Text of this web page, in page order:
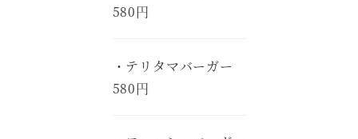
580円
・テリタマバーガー
580円